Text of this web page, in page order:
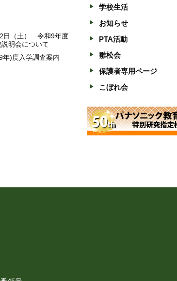
日（土） 令和9年度
明会について
年)度入学調査案内
学校生活
お知らせ
PTA活動
雛松会
保護者専用ページ
こぼれ会